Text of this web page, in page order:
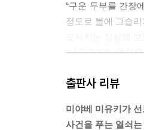
“구운 두부를 간장
정도로 불에 그슬
“네.” 곤조의 얼굴
김, 그것도 이런 양
납득이 가는 이야기
출판사 리뷰
미야베 미유키가
사건을 푸는 열쇠는